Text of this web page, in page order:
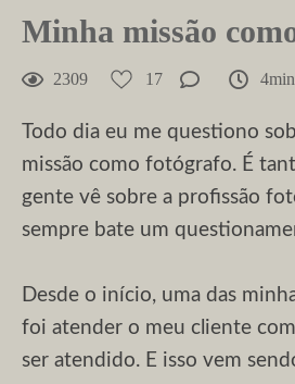
Minha missão
2309 17
Todo dia eu me questiono
missão como fotógrafo. É
gente vê sobre a profissão
sempre bate um
Desde o início, uma das
foi atender o meu cliente
ser atendido. E isso vem